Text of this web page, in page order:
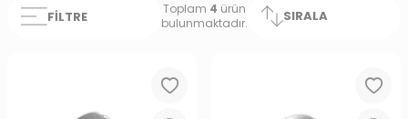
FILTRE Toplam 4 ürün
bulunmaktadır.
SIRALA